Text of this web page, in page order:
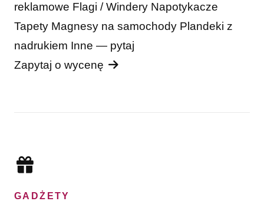
reklamowe Flagi / Windery Napotykacze
Tapety Magnesy na samochody Plandeki z
nadrukiem Inne — pytaj
Zapytaj o wycenę
GADŻETY